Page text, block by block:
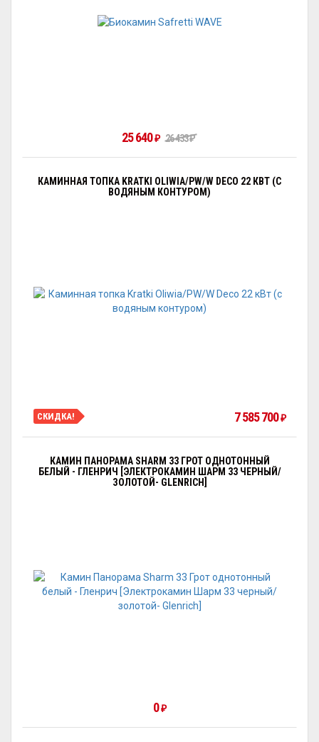
25 640₽ 26 433₽
КАМИННАЯ ТОПКА KRATKI OLIWIA/PW/W DECO 22 КВТ (С
ВОДЯНЫМ КОНТУРОМ)
СКИДКА! 7 585 700₽
КАМИН ПАНОРАМА SHARM 33 ГРОТ ОДНОТОННЫЙ
БЕЛЫЙ - ГЛЕНРИЧ [ЭЛЕКТРОКАМИН ШАРМ 33 ЧЕРНЫЙ/
ЗОЛОТОЙ- GLENRICH]
0₽